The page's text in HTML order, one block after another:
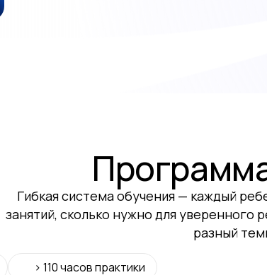
Гибкая система обучения — каждый
занятий, сколько нужно для уверенного
разный
> 110 часов практики